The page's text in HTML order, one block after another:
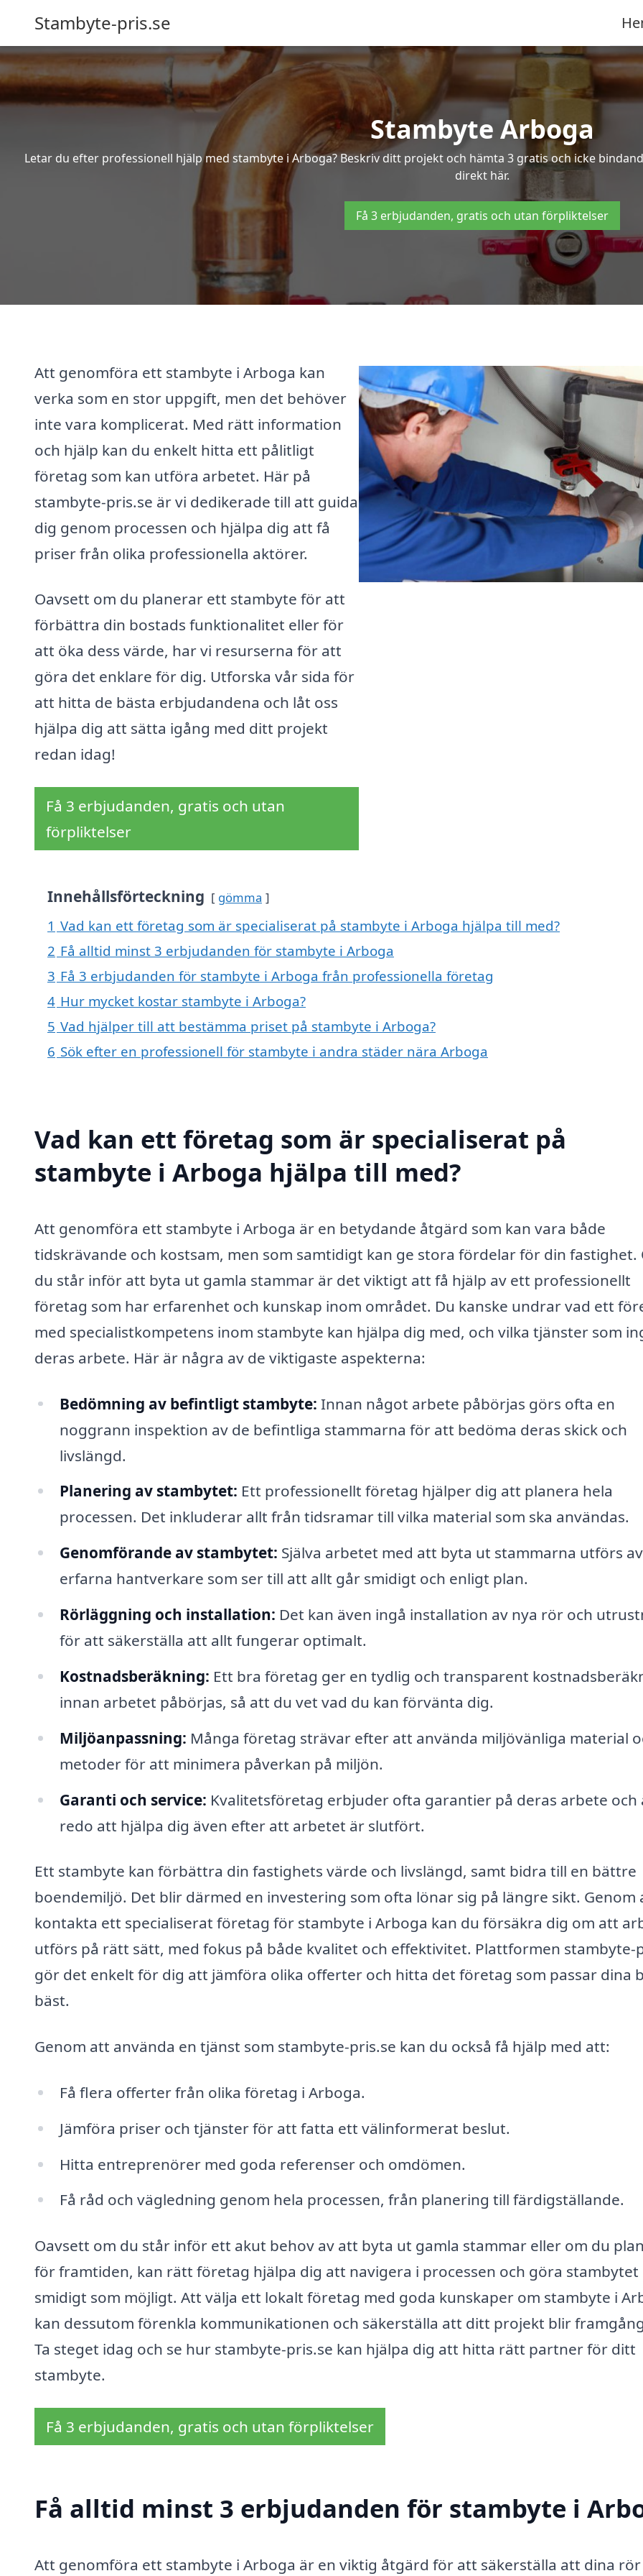
Stambyte-pris.se
Stambyte Arboga
Letar du efter professionell hjälp med stambyte i Arboga? Beskriv ditt projekt och hämta 3 gratis och icke
direkt här.
Få 3 erbjudanden, gratis och utan förpliktelser
Att genomföra ett stambyte i Arboga kan
verka som en stor uppgift, men det behöver
inte vara komplicerat. Med rätt information
och hjälp kan du enkelt hitta ett pålitligt
företag som kan utföra arbetet. Här på
stambyte-pris.se är vi dedikerade till att guida
dig genom processen och hjälpa dig att få
priser från olika professionella aktörer.
Oavsett om du planerar ett stambyte för att
förbättra din bostads funktionalitet eller för
att öka dess värde, har vi resurserna för att
göra det enklare för dig. Utforska vår sida för
att hitta de bästa erbjudandena och låt oss
hjälpa dig att sätta igång med ditt projekt
redan idag!
Få 3 erbjudanden, gratis och utan
förpliktelser
Innehållsförteckning gömma
1 Vad kan ett företag som är specialiserat på stambyte i Arboga hjälpa till med?
2 Få alltid minst 3 erbjudanden för stambyte i Arboga
3 Få 3 erbjudanden för stambyte i Arboga från professionella företag
4 Hur mycket kostar stambyte i Arboga?
5 Vad hjälper till att bestämma priset på stambyte i Arboga?
6 Sök efter en professionell för stambyte i andra städer nära Arboga
Vad kan ett företag som är specialiserat på
stambyte i Arboga hjälpa till med?
Att genomföra ett stambyte i Arboga är en betydande åtgärd som kan vara både
tidskrävande och kostsam, men som samtidigt kan ge stora fördelar för din fastighet.
du står inför att byta ut gamla stammar är det viktigt att få hjälp av ett professionellt
företag som har erfarenhet och kunskap inom området. Du kanske undrar vad ett
med specialistkompetens inom stambyte kan hjälpa dig med, och vilka tjänster som
deras arbete. Här är några av de viktigaste aspekterna:
Bedömning av befintligt stambyte: Innan något arbete påbörjas görs ofta en
noggrann inspektion av de befintliga stammarna för att bedöma deras skick och
livslängd.
Planering av stambytet: Ett professionellt företag hjälper dig att planera hela
processen. Det inkluderar allt från tidsramar till vilka material som ska användas.
Genomförande av stambytet: Själva arbetet med att byta ut stammarna utförs av
erfarna hantverkare som ser till att allt går smidigt och enligt plan.
Rörläggning och installation: Det kan även ingå installation av nya rör och
för att säkerställa att allt fungerar optimalt.
Kostnadsberäkning: Ett bra företag ger en tydlig och transparent
innan arbetet påbörjas, så att du vet vad du kan förvänta dig.
Miljöanpassning: Många företag strävar efter att använda miljövänliga material
metoder för att minimera påverkan på miljön.
Garanti och service: Kvalitetsföretag erbjuder ofta garantier på deras arbete och
redo att hjälpa dig även efter att arbetet är slutfört.
Ett stambyte kan förbättra din fastighets värde och livslängd, samt bidra till en bättre
boendemiljö. Det blir därmed en investering som ofta lönar sig på längre sikt. Genom
kontakta ett specialiserat företag för stambyte i Arboga kan du försäkra dig om att
utförs på rätt sätt, med fokus på både kvalitet och effektivitet. Plattformen stambyte-
gör det enkelt för dig att jämföra olika offerter och hitta det företag som passar dina
bäst.
Genom att använda en tjänst som stambyte-pris.se kan du också få hjälp med att:
Få flera offerter från olika företag i Arboga.
Jämföra priser och tjänster för att fatta ett välinformerat beslut.
Hitta entreprenörer med goda referenser och omdömen.
Få råd och vägledning genom hela processen, från planering till färdigställande.
Oavsett om du står inför ett akut behov av att byta ut gamla stammar eller om du
för framtiden, kan rätt företag hjälpa dig att navigera i processen och göra stambytet
smidigt som möjligt. Att välja ett lokalt företag med goda kunskaper om stambyte i
kan dessutom förenkla kommunikationen och säkerställa att ditt projekt blir
Ta steget idag och se hur stambyte-pris.se kan hjälpa dig att hitta rätt partner för ditt
stambyte.
Få 3 erbjudanden, gratis och utan förpliktelser
Få alltid minst 3 erbjudanden för stambyte i
Att genomföra ett stambyte i Arboga är en viktig åtgärd för att säkerställa att dina